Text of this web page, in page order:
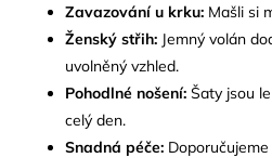
Zavazování u krku: Mašli si
Ženský střih: Jemný volán
uvolněný vzhled.
Pohodlné nošení: Šaty jsou
celý den.
Snadná péče: